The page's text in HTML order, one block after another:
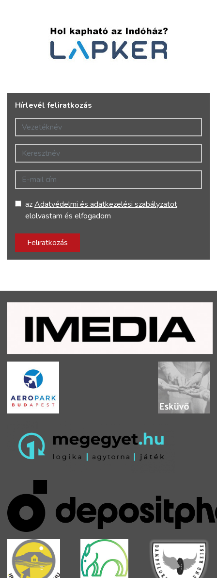
Hírlevél feliratkozás
Vezetéknév
Keresztnév
E-mail cím
azAdatvédelmi és adatkezelési szabályzatot
elolvastam és elfogadom
Feliratkozás